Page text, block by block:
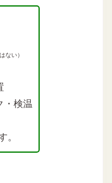
ない）
・検温
。